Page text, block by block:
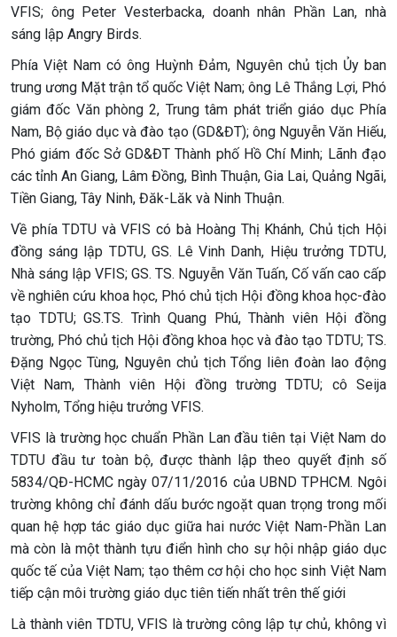
VFIS; ông Peter Vesterbacka, doanh nhân Phần Lan, nhà
sáng lập Angry Birds.
Phía Việt Nam có ông Huỳnh Đảm, Nguyên chủ tịch Ủy ban
trung ương Mặt trận tổ quốc Việt Nam; ông Lê Thắng Lợi, Phó
giám đốc Văn phòng 2, Trung tâm phát triển giáo dục Phía
Nam, Bộ giáo dục và đào tạo (GD&ĐT); ông Nguyễn Văn Hiếu,
Phó giám đốc Sở GD&ĐT Thành phố Hồ Chí Minh; Lãnh đạo
các tỉnh An Giang, Lâm Đồng, Bình Thuận, Gia Lai, Quảng Ngãi,
Tiền Giang, Tây Ninh, Đăk-Lăk và Ninh Thuận.
Về phía TDTU và VFIS có bà Hoàng Thị Khánh, Chủ tịch Hội
đồng sáng lập TDTU, GS. Lê Vinh Danh, Hiệu trưởng TDTU,
Nhà sáng lập VFIS; GS. TS. Nguyễn Văn Tuấn, Cố vấn cao cấp
về nghiên cứu khoa học, Phó chủ tịch Hội đồng khoa học-đào
tạo TDTU; GS.TS. Trình Quang Phú, Thành viên Hội đồng
trường, Phó chủ tịch Hội đồng khoa học và đào tạo TDTU; TS.
Đặng Ngọc Tùng, Nguyên chủ tịch Tổng liên đoàn lao động
Việt Nam, Thành viên Hội đồng trường TDTU; cô Seija
Nyholm, Tổng hiệu trưởng VFIS.
VFIS là trường học chuẩn Phần Lan đầu tiên tại Việt Nam do
TDTU đầu tư toàn bộ, được thành lập theo quyết định số
5834/QĐ-HCMC ngày 07/11/2016 của UBND TPHCM. Ngôi
trường không chỉ đánh dấu bước ngoặt quan trọng trong mối
quan hệ hợp tác giáo dục giữa hai nước Việt Nam-Phần Lan
mà còn là một thành tựu điển hình cho sự hội nhập giáo dục
quốc tế của Việt Nam; tạo thêm cơ hội cho học sinh Việt Nam
tiếp cận môi trường giáo dục tiên tiến nhất trên thế giới
Là thành viên TDTU, VFIS là trường công lập tự chủ, không vì